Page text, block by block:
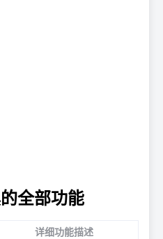
全部功能
详细功能描述